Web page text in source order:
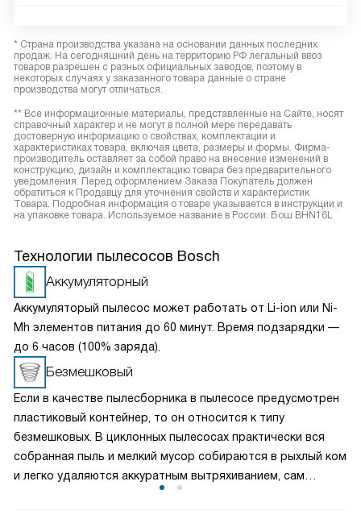
* Страна производства указана на основании данных последних
продаж. На сегодняшний день на территорию РФ легальный ввоз
товаров разрешен с разных официальных заводов, поэтому в
некоторых случаях у заказанного товара данные о стране
производства могут отличаться.
** Все информационные материалы, представленные на Сайте, носят
справочный характер и не могут в полной мере передавать
достоверную информацию о свойствах, комплектации и
характеристиках товара, включая цвета, размеры и формы. Фирма-
производитель оставляет за собой право на внесение изменений в
конструкцию, дизайн и комплектацию товара без предварительного
уведомления. Перед оформлением Заказа Покупатель должен
обратиться к Продавцу для уточнения свойств и характеристик
Товара. Подробная информация о товаре указывается в инструкции и
на упаковке товара. Используемое название в России: Бош BHN16L
Технологии пылесосов Bosch
Аккумуляторный
Аккумуляторый пылесос может работать от Li-ion или Ni-
Mh элементов питания до 60 минут. Время подзарядки —
до 6 часов (100% заряда).
Безмешковый
Если в качестве пылесборника в пылесосе предусмотрен
пластиковый контейнер, то он относится к типу
безмешковых. В циклонных пылесосах практически вся
собранная пыль и мелкий мусор собираются в рыхлый ком
и легко удаляются аккуратным вытряхиванием, сам